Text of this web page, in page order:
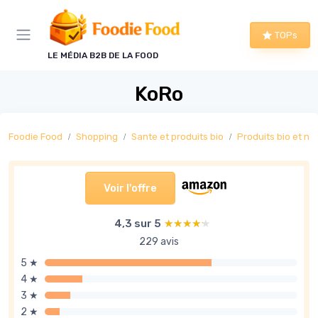
LE MÉDIA B2B DE LA FOOD
TOPs
KoRo
Foodie Food Shopping Sante et produits bio Produits bio et
Voir l'offre
4,3 sur 5 ★★★★★
★★★★★
229 avis
5 ★
4 ★
3 ★
2 ★
Panneau de gestion des cookies